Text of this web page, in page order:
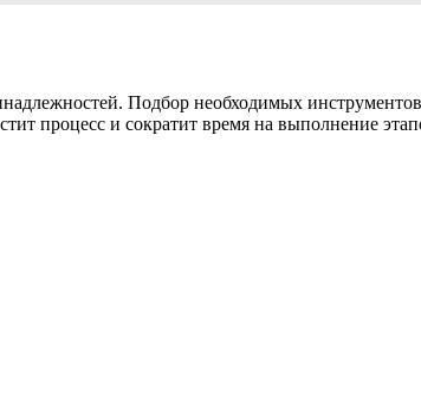
Подбор необходимых
процесс и сократит время на выполнение